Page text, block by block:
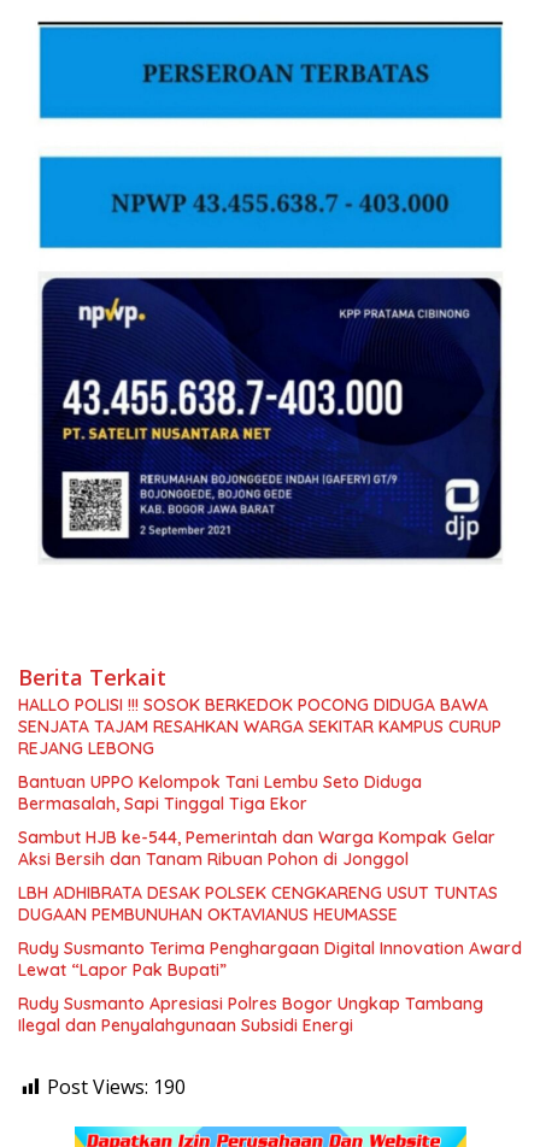
Berita Terkait
HALLO POLISI !!! SOSOK BERKEDOK POCONG DIDUGA BAWA
SENJATA TAJAM RESAHKAN WARGA SEKITAR KAMPUS CURUP
REJANG LEBONG
Bantuan UPPO Kelompok Tani Lembu Seto Diduga
Bermasalah, Sapi Tinggal Tiga Ekor
Sambut HJB ke-544, Pemerintah dan Warga Kompak Gelar
Aksi Bersih dan Tanam Ribuan Pohon di Jonggol
LBH ADHIBRATA DESAK POLSEK CENGKARENG USUT TUNTAS
DUGAAN PEMBUNUHAN OKTAVIANUS HEUMASSE
Rudy Susmanto Terima Penghargaan Digital Innovation Award
Lewat “Lapor Pak Bupati”
Rudy Susmanto Apresiasi Polres Bogor Ungkap Tambang
Ilegal dan Penyalahgunaan Subsidi Energi
Post Views: 190